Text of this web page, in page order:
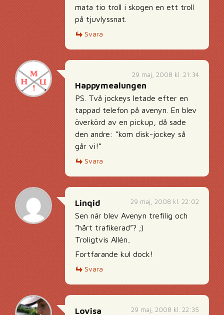
mata tio troll i skogen en ett troll
på tjuvlyssnat.
Svara
29 maj, 2008 kl. 21:34
Happymealungen
PS. Två jockeys letade efter en
tappad telefon på avenyn. En blev
överkörd av en pickup, då sade
den andre: ”kom disk-jockey så
går vi!”
Svara
29 maj, 2008 kl. 22:02
Linqid
Sen när blev Avenyn trefilig och
”hårt trafikerad”? ;)
Troligtvis Allén..
Fortfarande kul dock!
Svara
29 maj, 2008 kl. 22:35
Lovisa